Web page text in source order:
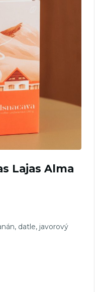
Lajas Alma
datle, javorový